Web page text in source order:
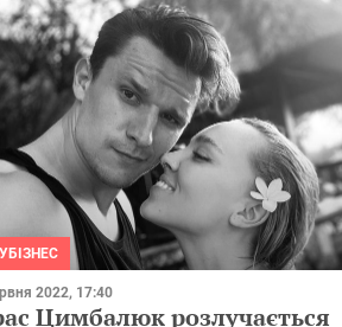
2022, 17:40
Цимбалюк розлучається